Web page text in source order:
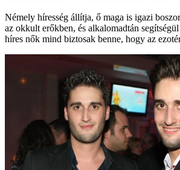
Némely híresség állítja, ő maga is igazi
az okkult erőkben, és alkalomadtán
híres nők mind biztosak benne, hogy az